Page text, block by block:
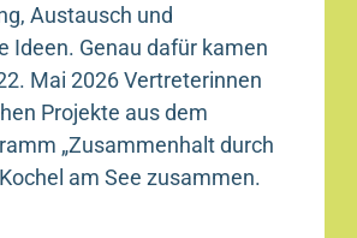
Austausch und
Ideen. Genau dafür kamen
Mai 2026 Vertreterinnen
Projekte aus dem
„Zusammenhalt durch
am See zusammen.